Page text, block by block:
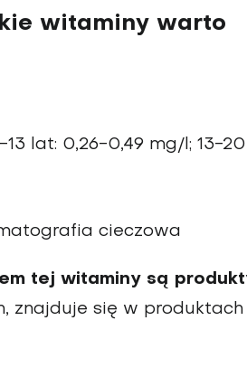
witaminy warto
lat: 0,26-0,49 mg/l; 13-
cieczowa
tej witaminy są
znajduje się w produktach